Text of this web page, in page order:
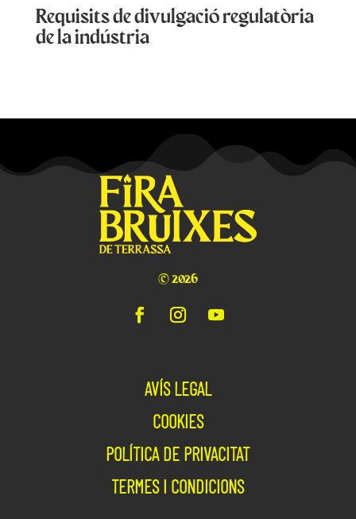
Requisits de divulgació regulatòria
de la indústria
© 2026
AVÍS LEGAL
COOKIES
POLÍTICA DE PRIVACITAT
TERMES I CONDICIONS